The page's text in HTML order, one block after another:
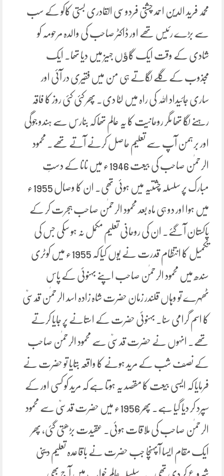
محمد فرید الدین احمد چشتی فردوسی القادری بستی کاکو کے سب
سے بڑے رئیس تھے اور ڈاکٹر صاحب کی والدہ مرحومہ کو
شادی کے وقت ایک گاﺅں جہیز میں دیا تھا۔ ایک
مجذوب کے گلے لگاتے ہی من میں فقیری در آئی اور
ساری جائیداد اللہ کی راہ میں لُٹا دی۔ پھر کئی کئی روز کا فاقہ
رہنے لگا تھا مگر روحانیت کا یہ عالم تھا کہ بنارس سے ہندو جوگی
اور برہمن آپ سے تعلیم حاصل کرنے آتے تھے۔ محمود
الرحمٰن صاحب کی بیعت 1946ء میں نانا کے دستِ
مبارک پر سلسلہ چشتیہ میں ہوئی تھی۔ ان کا وصال 1955ء
میں ہوا اور دو ہی ماہ بعد محمود الرحمٰن صاحب ہجرت کر کے
پاکستان آ گئے۔ ان کی روحانی تعلیم مکمل نہ ہو سکی جس کی
تکمیل کا انتظام قدرت نے یوں کیا کہ 1955ء میں کوٹری
سندھ میں محمود الرحمٰن صاحب اپنے بہنوئی کے پاس
ٹھہرے تو وہاں قلندر زمان حضرت شاہ زادہ اسد الرحمٰن قُدسیؒ
کا اسم گرامی سنا۔ بہنوئی حضرت کے استانے پر جایا کرتے
تھے۔ انہوں نے حضرت قدسیؒ سے محمود الرحمٰن صاحب
کے نصف شب کے مرید ہونے کا واقعہ بتایا تو حضرت نے
فرمایا کہ ایسی بیعت کا مقصد یہ ہوتا ہے کہ مرید کو کسی اور کے
سپرد کر دیا گیا ہے۔ پھر 1956ء میں حضرت قدسیؒ سے محمود
الرحمٰن صاحب کی ملاقات ہوئی۔ عقیدت بڑھتی گئی، پھر
ایک مقام ایسا آ پہنچا جب حضرت نے باقاعدہ تعلیم دینی
شروع کر دی تھی۔ یہ سلسلہ عالمِ خواب میں آج بھی